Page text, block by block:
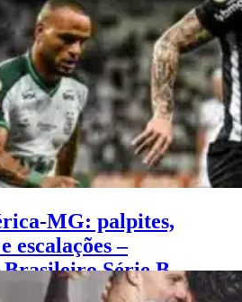
MG: palpites,
escalações –
Brasileiro Série B